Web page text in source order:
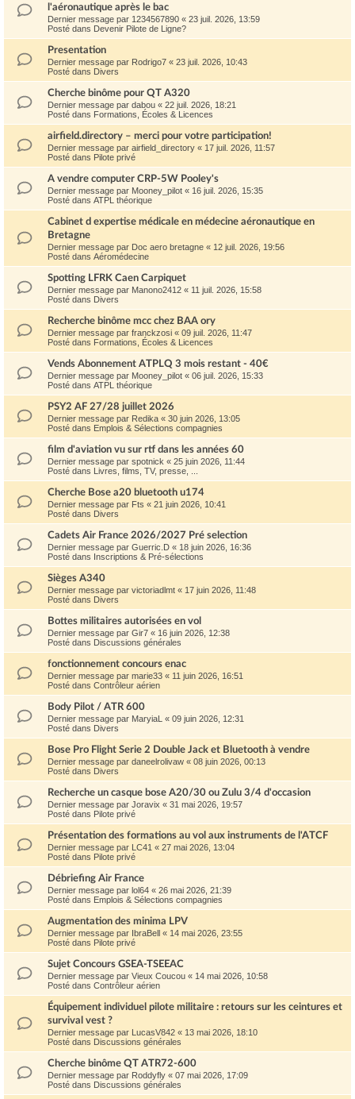
l'aéronautique après le bac
Dernier message par 1234567890 « 23 juil. 2026, 13:59
Posté dans Devenir Pilote de Ligne?
Presentation
Dernier message par Rodrigo7 « 23 juil. 2026, 10:43
Posté dans Divers
Cherche binôme pour QT A320
Dernier message par dabou « 22 juil. 2026, 18:21
Posté dans Formations, Écoles & Licences
airfield.directory – merci pour votre participation!
Dernier message par airfield_directory « 17 juil. 2026, 11:57
Posté dans Pilote privé
A vendre computer CRP-5W Pooley's
Dernier message par Mooney_pilot « 16 juil. 2026, 15:35
Posté dans ATPL théorique
Cabinet d expertise médicale en médecine aéronautique en
Bretagne
Dernier message par Doc aero bretagne « 12 juil. 2026, 19:56
Posté dans Aéromédecine
Spotting LFRK Caen Carpiquet
Dernier message par Manono2412 « 11 juil. 2026, 15:58
Posté dans Divers
Recherche binôme mcc chez BAA ory
Dernier message par franckzosi « 09 juil. 2026, 11:47
Posté dans Formations, Écoles & Licences
Vends Abonnement ATPLQ 3 mois restant - 40€
Dernier message par Mooney_pilot « 06 juil. 2026, 15:33
Posté dans ATPL théorique
PSY2 AF 27/28 juillet 2026
Dernier message par Redika « 30 juin 2026, 13:05
Posté dans Emplois & Sélections compagnies
film d'aviation vu sur rtf dans les années 60
Dernier message par spotnick « 25 juin 2026, 11:44
Posté dans Livres, films, TV, presse, ...
Cherche Bose a20 bluetooth u174
Dernier message par Fts « 21 juin 2026, 10:41
Posté dans Divers
Cadets Air France 2026/2027 Pré selection
Dernier message par Guerric.D « 18 juin 2026, 16:36
Posté dans Inscriptions & Pré-sélections
Sièges A340
Dernier message par victoriadlmt « 17 juin 2026, 11:48
Posté dans Divers
Bottes militaires autorisées en vol
Dernier message par Gir7 « 16 juin 2026, 12:38
Posté dans Discussions générales
fonctionnement concours enac
Dernier message par marie33 « 11 juin 2026, 16:51
Posté dans Contrôleur aérien
Body Pilot / ATR 600
Dernier message par MaryiaL « 09 juin 2026, 12:31
Posté dans Divers
Bose Pro Flight Serie 2 Double Jack et Bluetooth à vendre
Dernier message par daneelrolivaw « 08 juin 2026, 00:13
Posté dans Divers
Recherche un casque bose A20/30 ou Zulu 3/4 d'occasion
Dernier message par Joravix « 31 mai 2026, 19:57
Posté dans Pilote privé
Présentation des formations au vol aux instruments de l'ATCF
Dernier message par LC41 « 27 mai 2026, 13:04
Posté dans Pilote privé
Débriefing Air France
Dernier message par lol64 « 26 mai 2026, 21:39
Posté dans Emplois & Sélections compagnies
Augmentation des minima LPV
Dernier message par IbraBell « 14 mai 2026, 23:55
Posté dans Pilote privé
Sujet Concours GSEA-TSEEAC
Dernier message par Vieux Coucou « 14 mai 2026, 10:58
Posté dans Contrôleur aérien
Équipement individuel pilote militaire : retours sur les ceintures et
survival vest ?
Dernier message par LucasV842 « 13 mai 2026, 18:10
Posté dans Discussions générales
Cherche binôme QT ATR72-600
Dernier message par Roddyfly « 07 mai 2026, 17:09
Posté dans Discussions générales